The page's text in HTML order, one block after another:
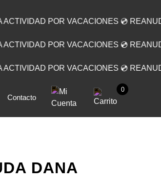
ACTIVIDAD POR VACACIONES 💿
ACTIVIDAD POR VACACIONES 💿
ACTIVIDAD POR VACACIONES 💿
Contacto
0
DANA